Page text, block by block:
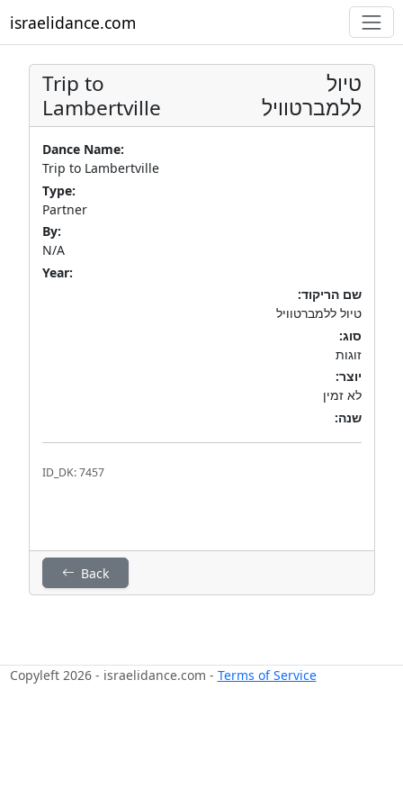
israelidance.com
Trip to
Lambertville
טיול
ללמברטוויל
Dance Name:
Trip to Lambertville
Type:
Partner
By:
N/A
Year:
שם הריקוד:
טיול ללמברטוויל
סוג:
זוגות
יוצר:
לא זמין
שנה:
ID_DK: 7457
Back
Copyleft 2026 - israelidance.com - Terms of Service